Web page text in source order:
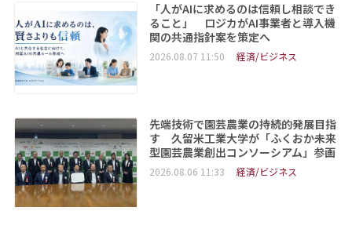
「人がAIに求めるのは信頼し相談でき
ること」 ロジカがAI事業者と導入機
関の共通指針案を策定へ
2026.08.07 11:50 経済/ビジネス
先端技術で園芸農業の持続的発展目指
す 久留米工業大学が「ふくおか未来
型園芸農業創出コンソーシアム」参画
2026.08.06 11:33 経済/ビジネス